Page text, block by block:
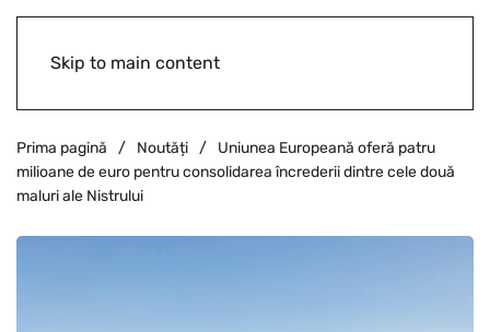
Skip to main content
Prima pagină Noutăți
Uniunea Europeană oferă patru
milioane de euro pentru consolidarea încrederii dintre cele două
maluri ale Nistrului